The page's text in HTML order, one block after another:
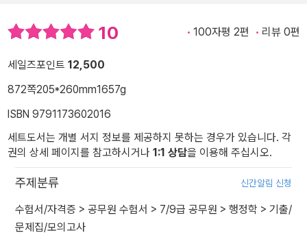
10 100자평 2편 리뷰 0편
세일즈포인트 12,500
872쪽205*260mm1657g
ISBN 9791173602016
세트도서는 개별 서지 정보를 제공하지 못하는 경우가 있습니다. 각
권의 상세 페이지를 참고하시거나 1:1 상담을 이용해 주십시오.
주제분류 신간알림 신청
수험서/자격증 > 공무원 수험서 > 7/9급 공무원 > 행정학 > 기출/
문제집/모의고사